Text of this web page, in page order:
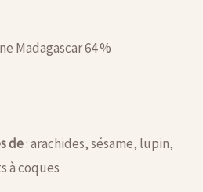
Madagascar 64 %
de: arachides, sésame, lupin,
à coques